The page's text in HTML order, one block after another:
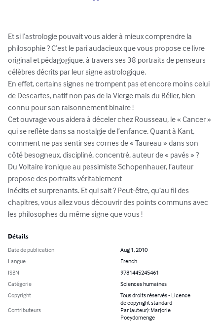
Et si l’astrologie pouvait vous aider à mieux comprendre la
philosophie ? C’est le pari audacieux que vous propose ce livre
original et pédagogique, à travers ses 38 portraits de penseurs
célèbres décrits par leur signe astrologique.
En effet, certains signes ne trompent pas et encore moins celui
de Descartes, natif non pas de la Vierge mais du Bélier, bien
connu pour son raisonnement binaire !
Cet ouvrage vous aidera à déceler chez Rousseau, le « Cancer »
qui se reflète dans sa nostalgie de l’enfance. Quant à Kant,
comment ne pas sentir ses cornes de « Taureau » dans son
côté besogneux, discipliné, concentré, auteur de « pavés » ?
Du Voltaire ironique au pessimiste Schopenhauer, l’auteur
propose des portraits véritablement
inédits et surprenants. Et qui sait ? Peut-être, qu’au fil des
chapitres, vous allez vous découvrir des points communs avec
les philosophes du même signe que vous !
Détails
Date de publication
Aug 1, 2010
Langue
French
ISBN
9781445245461
Catégorie
Sciences humaines
Copyright
Tous droits réservés - Licence
de copyright standard
Contributeurs
Par (auteur): Marjorie
Poeydomenge